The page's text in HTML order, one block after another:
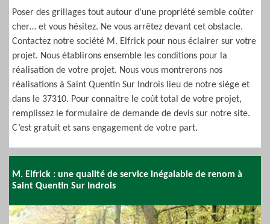
Poser des grillages tout autour d’une propriété semble coûter
cher… et vous hésitez. Ne vous arrêtez devant cet obstacle.
Contactez notre société M. Elfrick pour nous éclairer sur votre
projet. Nous établirons ensemble les conditions pour la
réalisation de votre projet. Nous vous montrerons nos
réalisations à Saint Quentin Sur Indrois lieu de notre siège et
dans le 37310. Pour connaître le coût total de votre projet,
remplissez le formulaire de demande de devis sur notre site.
C’est gratuit et sans engagement de votre part.
M. Elfrick : une qualité de service inégalable de renom à
Saint Quentin Sur Indrois